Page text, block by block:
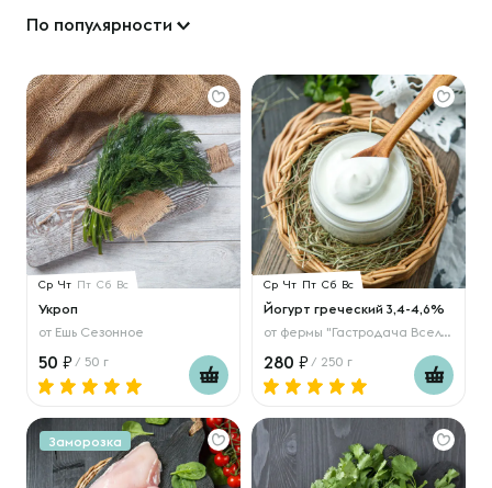
По популярности
Ср Чт Пт Сб Вс
Укроп
от Ешь Сезонное
50 / 50 г
Ср Чт Пт Сб Вс
Йогурт греческий 3,4-4,6%
от фермы "Гастродача Вселуг"
280 / 250 г
Заморозка